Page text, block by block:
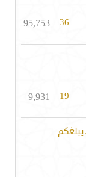
36
95,753
19
9,931